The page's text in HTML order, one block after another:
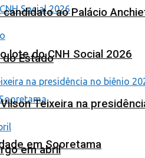
lote do CNH Social 2026
em Sooretama
ao Palácio
do Estado
Teixeira na
em abril